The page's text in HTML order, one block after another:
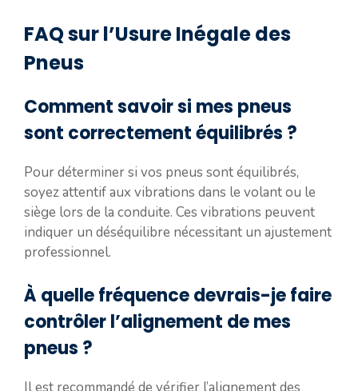
FAQ sur l’Usure Inégale des
Pneus
Comment savoir si mes pneus
sont correctement équilibrés ?
Pour déterminer si vos pneus sont équilibrés,
soyez attentif aux vibrations dans le volant ou le
siège lors de la conduite. Ces vibrations peuvent
indiquer un déséquilibre nécessitant un ajustement
professionnel.
À quelle fréquence devrais-je faire
contrôler l’alignement de mes
pneus ?